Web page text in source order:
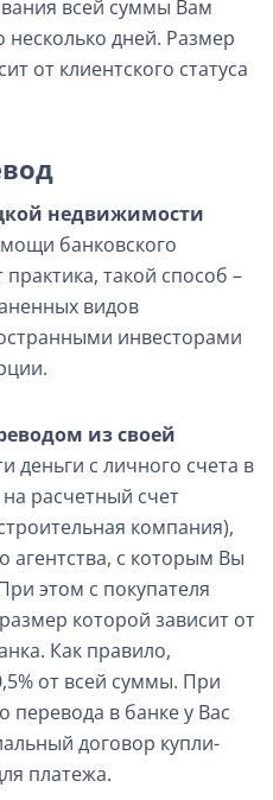
всей суммы Вам
несколько дней. Размер
от клиентского статуса
недвижимости
банковского
такой способ –
видов
инвесторами
из своей
деньги с личного счета в
на расчетный счет
компания),
агентства, с которым Вы
этом с покупателя
которой зависит от
Как правило,
от всей суммы. При
перевода в банке у Вас
договор купли-
платежа.